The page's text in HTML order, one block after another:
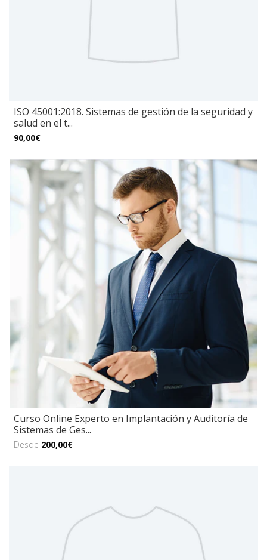
ISO 45001:2018. Sistemas de gestión de la seguridad y
salud en el t...
90,00€
Curso Online Experto en Implantación y Auditoría de
Sistemas de Ges...
Desde 200,00€